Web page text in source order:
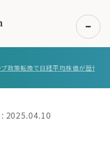
2025.04.10